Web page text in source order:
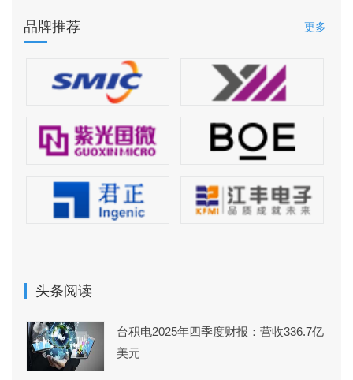
品牌推荐 更多
头条阅读
台积电2025年四季度财报：营收336.7亿
美元